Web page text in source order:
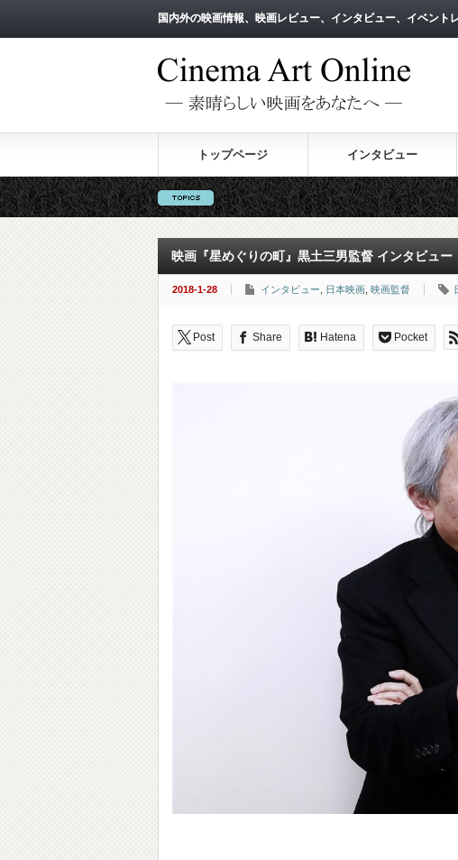
国内外の映画情報、映画レビュー、インタビュー、イベント
国内外の映画情報、映画レビュー、インタビュー、イベント
トップページ インタビュー
映画『星めぐりの町』黒土三男監督 インタビュー
2018-1-28 インタビュー 日本映画 映画監督
Post Share Hatena Pocket